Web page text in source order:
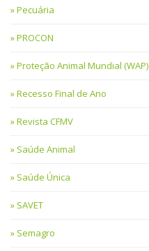
Pecuária
PROCON
Proteção Animal Mundial (WAP)
Recesso Final de Ano
Revista CFMV
Saúde Animal
Saúde Única
SAVET
Semagro